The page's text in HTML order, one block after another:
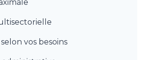
vos besoins